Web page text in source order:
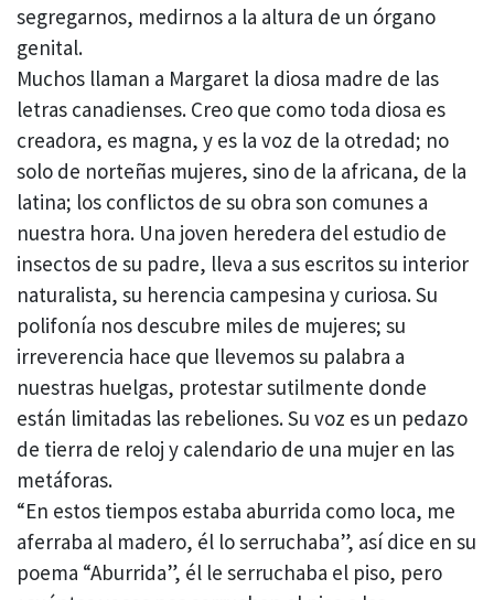
segregarnos, medirnos a la altura de un órgano
genital.
Muchos llaman a Margaret la diosa madre de las
letras canadienses. Creo que como toda diosa es
creadora, es magna, y es la voz de la otredad; no
solo de norteñas mujeres, sino de la africana, de la
latina; los conflictos de su obra son comunes a
nuestra hora. Una joven heredera del estudio de
insectos de su padre, lleva a sus escritos su interior
naturalista, su herencia campesina y curiosa. Su
polifonía nos descubre miles de mujeres; su
irreverencia hace que llevemos su palabra a
nuestras huelgas, protestar sutilmente donde
están limitadas las rebeliones. Su voz es un pedazo
de tierra de reloj y calendario de una mujer en las
metáforas.
“En estos tiempos estaba aburrida como loca, me
aferraba al madero, él lo serruchaba”, así dice en su
poema “Aburrida”, él le serruchaba el piso, pero